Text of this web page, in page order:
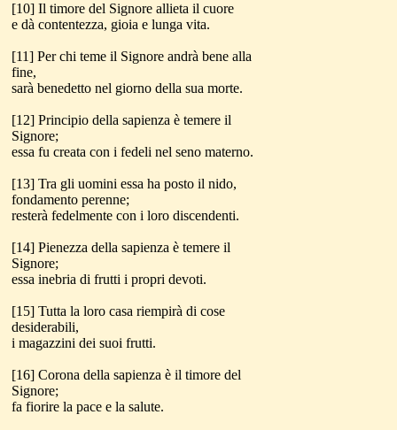
[10] Il timore del Signore allieta il cuore
e dà contentezza, gioia e lunga vita.
[11] Per chi teme il Signore andrà bene alla
fine,
sarà benedetto nel giorno della sua morte.
[12] Principio della sapienza è temere il
Signore;
essa fu creata con i fedeli nel seno materno.
[13] Tra gli uomini essa ha posto il nido,
fondamento perenne;
resterà fedelmente con i loro discendenti.
[14] Pienezza della sapienza è temere il
Signore;
essa inebria di frutti i propri devoti.
[15] Tutta la loro casa riempirà di cose
desiderabili,
i magazzini dei suoi frutti.
[16] Corona della sapienza è il timore del
Signore;
fa fiorire la pace e la salute.